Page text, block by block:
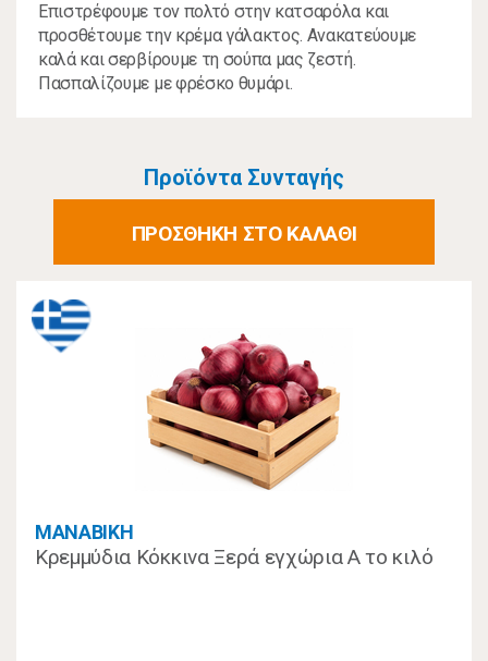
Επιστρέφουµε τον πολτό στην κατσαρόλα και
προσθέτουµε την κρέµα γάλακτος. Ανακατεύουµε
καλά και σερβίρουµε τη σούπα µας ζεστή.
Πασπαλίζουµε µε φρέσκο θυµάρι.
Προϊόντα Συνταγής
ΠΡΟΣΘΗΚΗ ΣΤΟ ΚΑΛΑΘΙ
MANABIKH
Κρεμμύδια Κόκκινα Ξερά εγχώρια Α το κιλό